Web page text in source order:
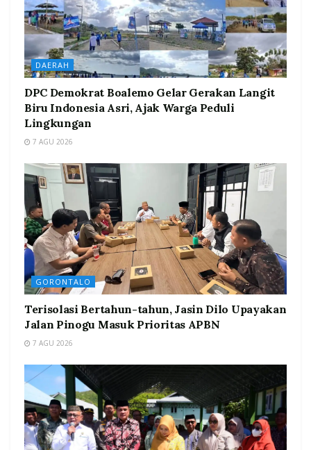
DAERAH
DPC Demokrat Boalemo Gelar Gerakan Langit
Biru Indonesia Asri, Ajak Warga Peduli
Lingkungan
7 AGU 2026
GORONTALO
Terisolasi Bertahun-tahun, Jasin Dilo Upayakan
Jalan Pinogu Masuk Prioritas APBN
7 AGU 2026